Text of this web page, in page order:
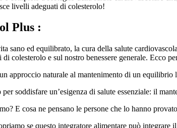
livelli adeguati di colesterolo!
Plus :
sano ed equilibrato, la cura della salute
colesterolo e sul nostro benessere generale. Ecco
approccio naturale al mantenimento di un
soddisfare un’esigenza di salute essenziale: il
E cosa ne pensano le persone che lo hanno
se questo integratore alimentare può